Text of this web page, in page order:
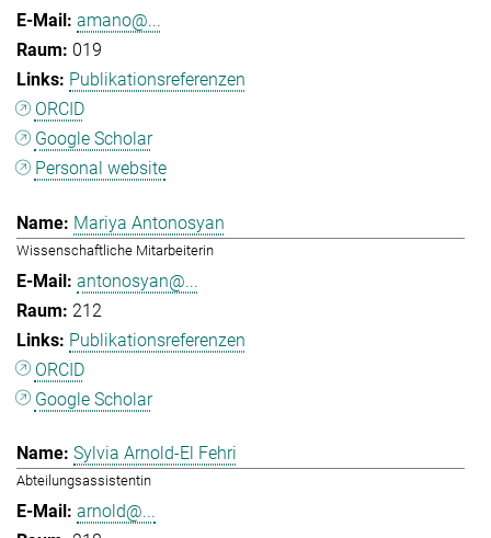
amano@...
019
Publikationsreferenzen
ORCID
Google Scholar
Personal website
Mariya Antonosyan
Wissenschaftliche Mitarbeiterin
antonosyan@...
212
Publikationsreferenzen
ORCID
Google Scholar
Sylvia Arnold-El Fehri
Abteilungsassistentin
arnold@...